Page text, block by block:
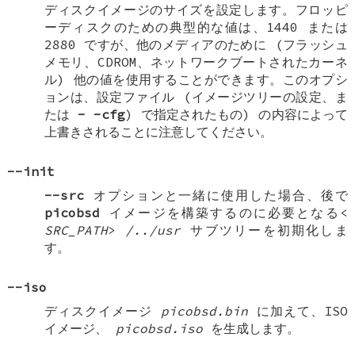
ディスクイメージのサイズを設定します。フロッピ
ーディスクのための典型的な値は、1440 または
2880 ですが、他のメディアのために (フラッシュ
メモリ、CDROM、ネットワークブートされたカーネ
ル) 他の値を使用することができます。このオプシ
ョンは、設定ファイル (イメージツリーの設定、ま
たは - -cfg) で指定されたもの) の内容によって
上書きされることに注意してください。
--init
--srcオプションと一緒に使用した場合、後で
picobsd イメージを構築するのに必要となる<
SRC_PATH> /../usrサブツリーを初期化しま
す。
--iso
ディスクイメージ picobsd.binに加えて、ISO
イメージ、 picobsd.isoを生成します。